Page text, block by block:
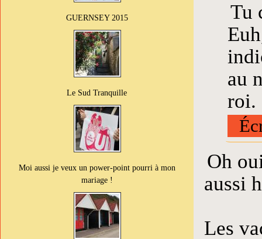
GUERNSEY 2015
Le Sud Tranquille
Moi aussi je veux un power-point pourri à mon
mariage !
Tu
au
roi.
Oh
aussi
Les